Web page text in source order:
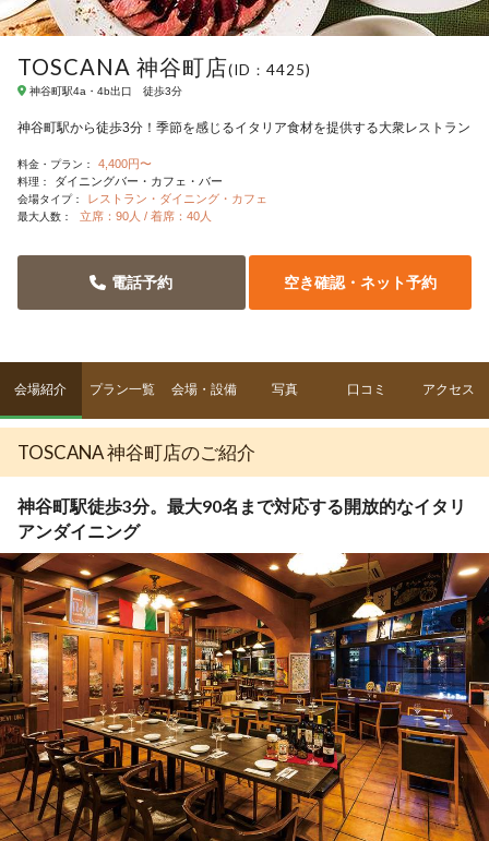
TOSCANA 神谷町店(ID：4425)
神谷町駅4a・4b出口 徒歩3分
神谷町駅から徒歩3分！季節を感じるイタリア食材を提供する大衆レストラン
料金・プラン： 4,400円〜
料理： ダイニングバー・カフェ・バー
会場タイプ： レストラン・ダイニング・カフェ
最大人数： 立席：90人 / 着席：40人
空き確認・ネット予約
電話予約
会場紹介 プラン一覧 会場・設備 写真 口コミ アクセス
TOSCANA 神谷町店のご紹介
神谷町駅徒歩3分。最大90名まで対応する開放的なイタリ
アンダイニング